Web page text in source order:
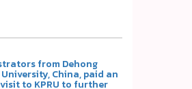
from Dehong
China, paid an
to KPRU to further